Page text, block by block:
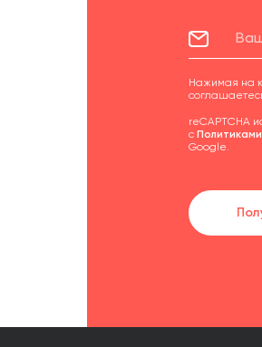
Нажимая на
reCAPTCHA
с Политиками
Google.